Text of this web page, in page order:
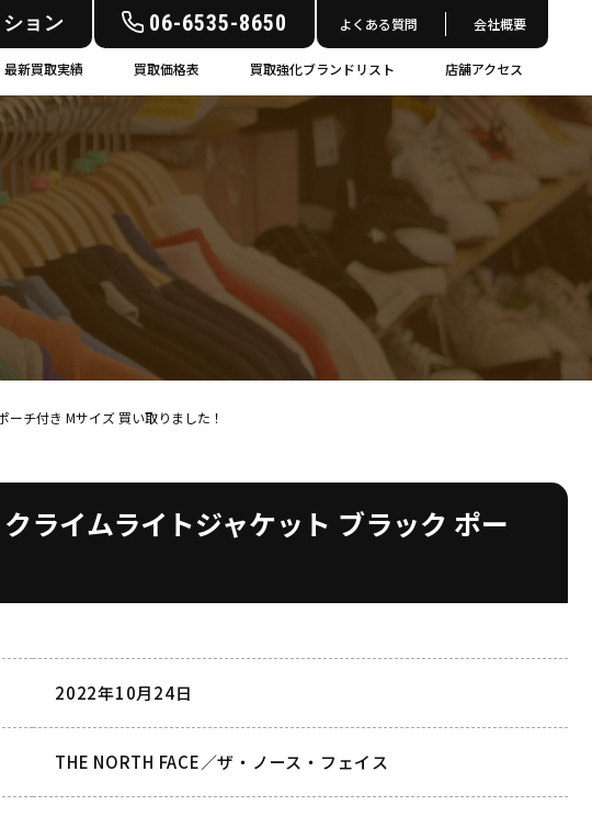
ョン 06-6535-8650 よくある質問 会社概要
最新買取実績 買取価格表 買取強化ブランドリスト 店舗アクセス
チ付き Mサイズ 買い取りました！
ライムライトジャケット ブラック ポー
2022年10月24日
THE NORTH FACE／ザ・ノース・フェイス